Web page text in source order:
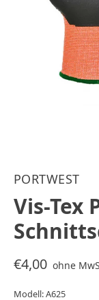
PORTWEST
Vis-Tex
€4,00 ohne
Modell: A625